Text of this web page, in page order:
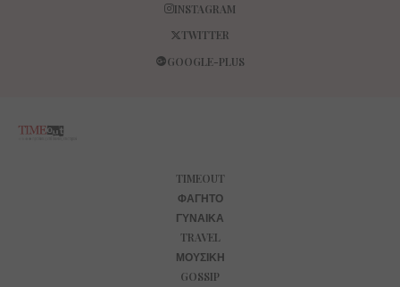
INSTAGRAM
TWITTER
GOOGLE-PLUS
TIMEOUT
ΦΑΓΗΤΌ
ΓΥΝΑΊΚΑ
TRAVEL
ΜΟΥΣΙΚΉ
GOSSIP